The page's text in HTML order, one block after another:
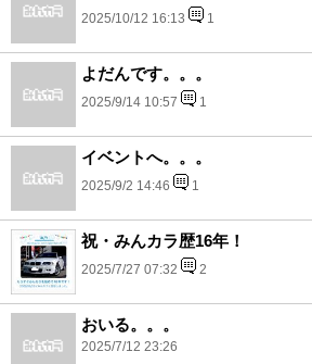
2025/10/12 16:13 1
よだんです。。。
2025/9/14 10:57 1
イベントへ。。。
2025/9/2 14:46 1
祝・みんカラ歴16年！
2025/7/27 07:32 2
おいる。。。
2025/7/12 23:26